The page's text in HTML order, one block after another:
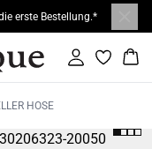
erste Bestellung.*
Einloggen
HOSE